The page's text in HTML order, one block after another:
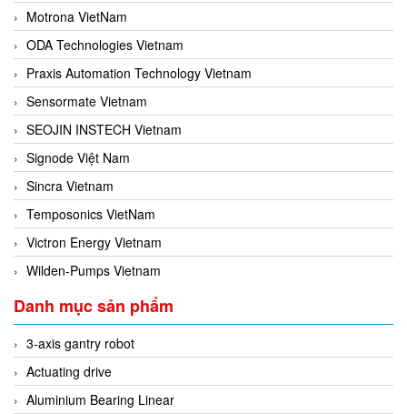
Motrona VietNam
ODA Technologies Vietnam
Praxis Automation Technology Vietnam
Sensormate Vietnam
SEOJIN INSTECH Vietnam
Signode Việt Nam
Sincra Vietnam
Temposonics VietNam
Victron Energy Vietnam
Wilden-Pumps Vietnam
Danh mục sản phẩm
3-axis gantry robot
Actuating drive
Aluminium Bearing Linear